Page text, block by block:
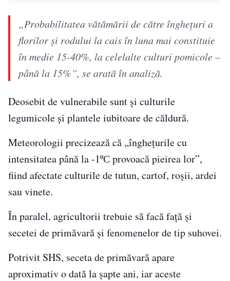
„Probabilitatea vătămării de către înghețuri a
florilor și rodului la cais în luna mai constituie
în medie 15-40%, la celelalte culturi pomicole –
până la 15%”, se arată în analiză.
Deosebit de vulnerabile sunt și culturile
legumicole și plantele iubitoare de căldură.
Meteorologii precizează că „înghețurile cu
intensitatea până la -1ºС provoacă pieirea lor”,
fiind afectate culturile de tutun, cartof, roșii, ardei
sau vinete.
În paralel, agricultorii trebuie să facă față și
secetei de primăvară și fenomenelor de tip suhovei.
Potrivit SHS, seceta de primăvară apare
aproximativ o dată la șapte ani, iar aceste